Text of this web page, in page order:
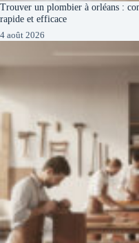
Trouver un plombier à orléans :
rapide et efficace
4 août 2026